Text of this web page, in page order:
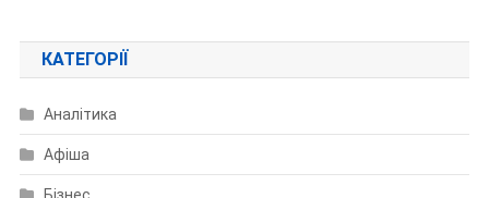
КАТЕГОРІЇ
Аналітика
Афіша